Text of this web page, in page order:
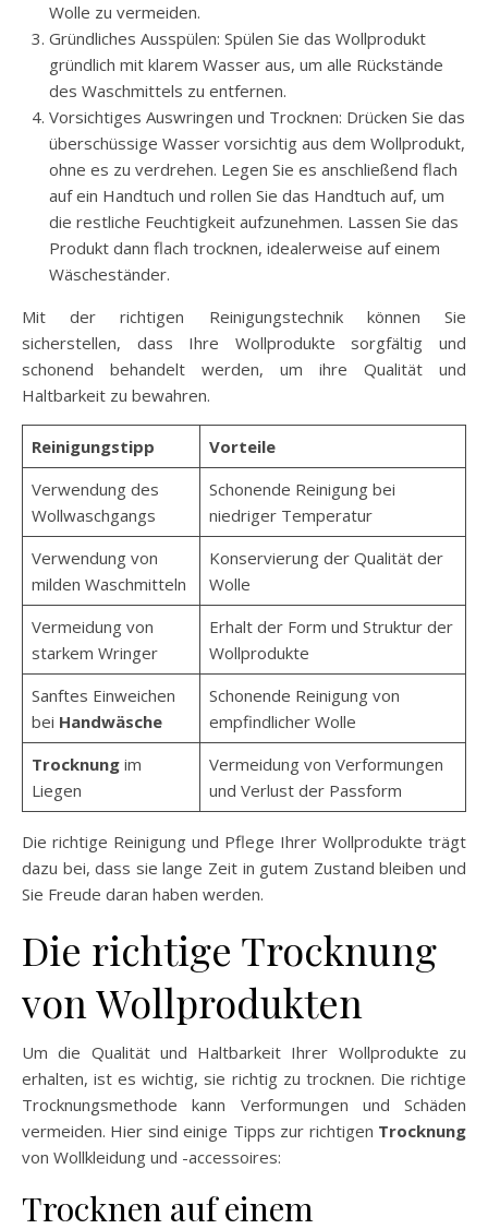
Wolle zu vermeiden.
Gründliches Ausspülen: Spülen Sie das Wollprodukt
gründlich mit klarem Wasser aus, um alle Rückstände
des Waschmittels zu entfernen.
Vorsichtiges Auswringen und Trocknen: Drücken Sie das
überschüssige Wasser vorsichtig aus dem Wollprodukt,
ohne es zu verdrehen. Legen Sie es anschließend flach
auf ein Handtuch und rollen Sie das Handtuch auf, um
die restliche Feuchtigkeit aufzunehmen. Lassen Sie das
Produkt dann flach trocknen, idealerweise auf einem
Wäscheständer.
Mit der richtigen Reinigungstechnik können Sie
sicherstellen, dass Ihre Wollprodukte sorgfältig und
schonend behandelt werden, um ihre Qualität und
Haltbarkeit zu bewahren.
Reinigungstipp
Vorteile
Verwendung des
Wollwaschgangs
Schonende Reinigung bei
niedriger Temperatur
Verwendung von
milden Waschmitteln
Konservierung der Qualität der
Wolle
Vermeidung von
starkem Wringer
Erhalt der Form und Struktur der
Wollprodukte
Sanftes Einweichen
bei Handwäsche
Schonende Reinigung von
empfindlicher Wolle
Trocknungim
Liegen
Vermeidung von Verformungen
und Verlust der Passform
Die richtige Reinigung und Pflege Ihrer Wollprodukte trägt
dazu bei, dass sie lange Zeit in gutem Zustand bleiben und
Sie Freude daran haben werden.
Die richtige Trocknung
von Wollprodukten
Um die Qualität und Haltbarkeit Ihrer Wollprodukte zu
erhalten, ist es wichtig, sie richtig zu trocknen. Die richtige
Trocknungsmethode kann Verformungen und Schäden
vermeiden. Hier sind einige Tipps zur richtigen Trocknung
von Wollkleidung und -accessoires:
Trocknen auf einem